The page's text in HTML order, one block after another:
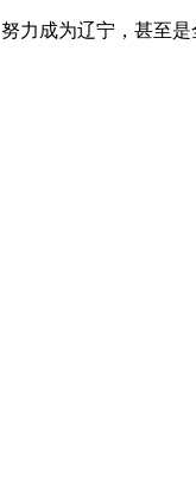
力成为辽宁，甚至